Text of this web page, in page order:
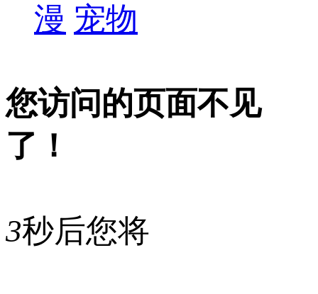
漫 宠物
您访问的页面不见
了！
3秒后您将